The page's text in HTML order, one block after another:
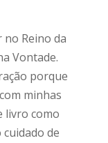
Reino da
Vontade.
porque
minhas
livro como
de